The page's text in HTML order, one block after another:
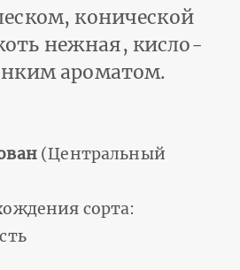
конической
нежная, кисло-
ароматом.
(Центральный
сорта: